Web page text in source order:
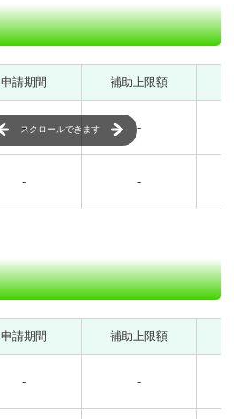
申請期間 補助上限額
- -
- -
スクロールできます
申請期間 補助上限額
- -